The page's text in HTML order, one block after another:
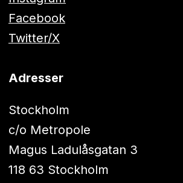
Facebook
Twitter/X
Adresser
Stockholm
c/o Metropole
Magus Ladulåsgatan 3
118 63 Stockholm